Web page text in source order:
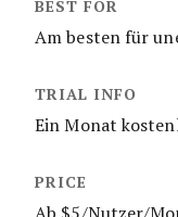
Am besten für
Ein Monat
Ab $5/Nutzer/